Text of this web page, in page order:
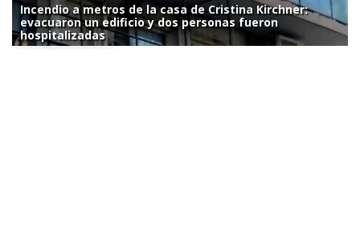
Incendio a metros de la casa de Cristina Kirchner:
evacuaron un edificio y dos personas fueron
hospitalizadas